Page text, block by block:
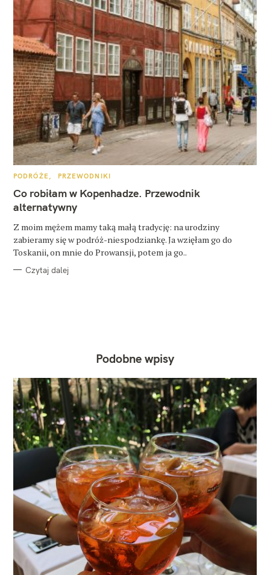
K
T
E
G
O
I
E
PODRÓŻE PRZEWODNIKI
Co robiłam w Kopenhadze. Przewodnik
alternatywny
Z moim mężem mamy taką małą tradycję: na urodziny
zabieramy się w podróż-niespodziankę. Ja wzięłam go do
Toskanii, on mnie do Prowansji, potem ja go..
Czytaj dalej
Podobne wpisy